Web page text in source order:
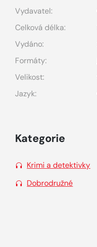
Vydavatel:
Celková délka:
Vydáno:
Formáty:
Velikost:
Jazyk:
Kategorie
Krimi a detektivky
Dobrodružné